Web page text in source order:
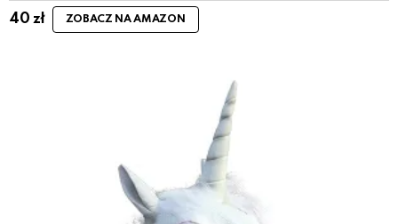
40 zł ZOBACZ NA AMAZON